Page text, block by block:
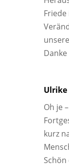
Ulrike
Oh je
kurz